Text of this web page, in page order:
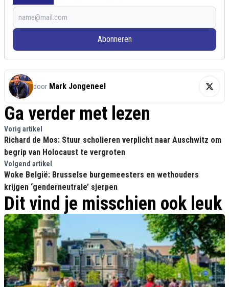
Abonneren
door Mark Jongeneel
Ga verder met lezen
Vorig artikel
Richard de Mos: Stuur scholieren verplicht naar Auschwitz om
begrip van Holocaust te vergroten
Volgend artikel
Woke België: Brusselse burgemeesters en wethouders
krijgen ‘genderneutrale’ sjerpen
Dit vind je misschien ook leuk